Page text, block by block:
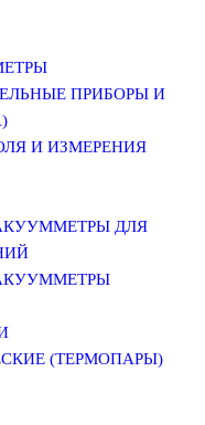
ПРИБОРЫ И
И ИЗМЕРЕНИЯ
ДЛЯ
(ТЕРМОПАРЫ)